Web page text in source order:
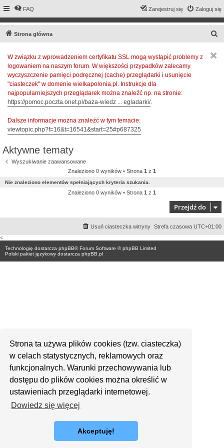
Strona ta używa plików cookies (tzw. ciasteczka)
w celach statystycznych, reklamowych oraz
funkcjonalnych. Warunki przechowywania lub
dostępu do plików cookies można określić w
ustawieniach przeglądarki internetowej.
Dowiedz się więcej
Akceptuję!
FAQ Zaloguj się
Zarejestruj się
Strona główna
W związku z wprowadzeniem certyfikatu SSL mogą wystąpić problemy z
logowaniem na naszym forum. W większości przypadków zalecamy
wyczyszczenie pamięci podręcznej (cache) przeglądarki i usunięcie
"ciasteczek" w domenie wielkapolonia.pl. Instrukcje dla
najpopularniejszych przeglądarek można znaleźć np. na stronie:
https://pomoc.poczta.onet.pl/baza-wiedz ... egladarki/.
Dalsze informacje można znaleźć w tym temacie:
viewtopic.php?f=16&t=16541&start=25#p687325
Aktywne tematy
Wyszukiwanie zaawansowane
Znaleziono 0 wyników • Strona 1 z 1
Nie znaleziono elementów spełniających kryteria szukania.
Znaleziono 0 wyników • Strona 1 z 1
Przejdź do
Strefa czasowa UTC+01:00
Usuń ciasteczka witryny
<
Technologię dostarcza phpBB® Forum Software © phpBB Limited
Polski pakiet językowy dostarcza phpBB.pl